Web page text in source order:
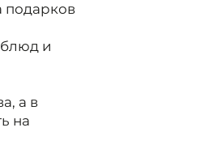
подарков
блюд и
а в
на